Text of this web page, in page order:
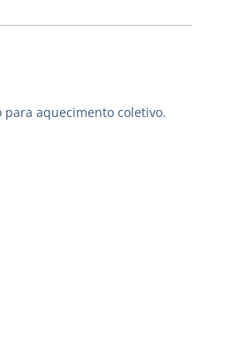
aquecimento coletivo.